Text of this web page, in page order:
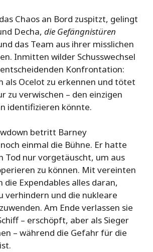
Chaos an Bord zuspitzt, gelingt
Decha, die Gefängnistüren
das Team aus ihrer misslichen
Inmitten wilder Schusswechsel
Konfrontation:
als Ocelot zu erkennen und tötet
zu verwischen – den einzigen
identifizieren könnte.
betritt Barney
einmal die Bühne. Er hatte
Tod nur vorgetäuscht, um aus
zu können. Mit vereinten
die Expendables alles daran,
verhindern und die nukleare
Am Ende verlassen sie
– erschöpft, aber als Sieger
– während die Gefahr für die